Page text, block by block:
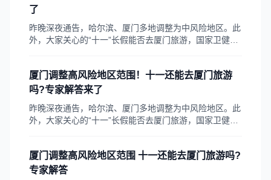
了
昨晚深夜通告，哈尔滨、厦门多地调整为中风险地区。此
外，大家关心的“十一”长假能否去厦门旅游，国家卫健委
厦门调整高风险地区范围！十一还能去厦门旅游
吗?专家解答来了
昨晚深夜通告，哈尔滨、厦门多地调整为中风险地区。此
外，大家关心的“十一”长假能否去厦门旅游，国家卫健委
厦门调整高风险地区范围 十一还能去厦门旅游吗?
专家解答